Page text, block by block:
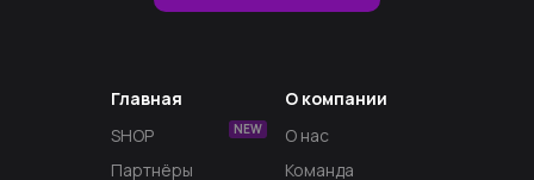
Главная
SHOP
NEW
Партнёры
О компании
О нас
Команда